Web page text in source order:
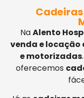
Cadeiras
NaAlento
venda e locação
e motorizadas
oferecemos